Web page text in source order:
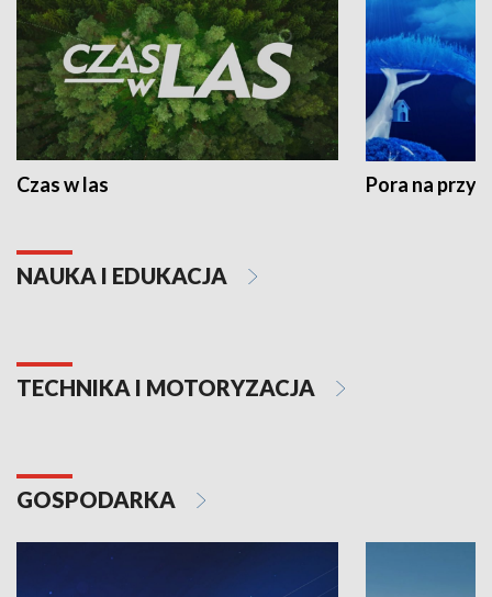
Czas w las Pora na
NAUKA I EDUKACJA
TECHNIKA I MOTORYZACJA
GOSPODARKA